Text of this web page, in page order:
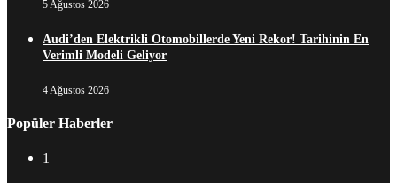
5 Ağustos 2026
Audi’den Elektrikli Otomobillerde Yeni Rekor! Tarihinin En
Verimli Modeli Geliyor
4 Ağustos 2026
Popüler Haberler
1